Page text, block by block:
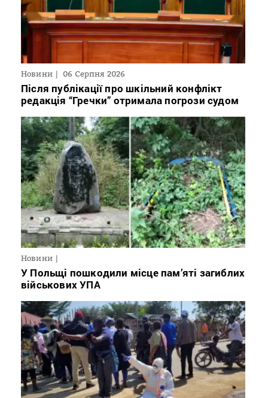
Новини 06 Серпня 2026
Після публікації про шкільний конфлікт
редакція “Гречки” отримала погрози судом
Новини
У Польщі пошкодили місце пам’яті загиблих
військових УПА